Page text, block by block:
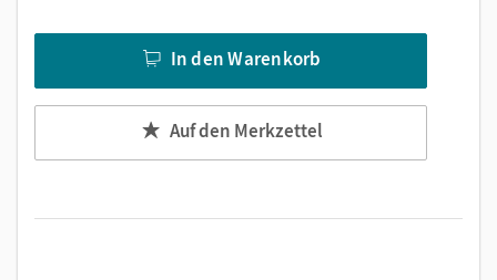
In den Warenkorb
Auf den Merkzettel